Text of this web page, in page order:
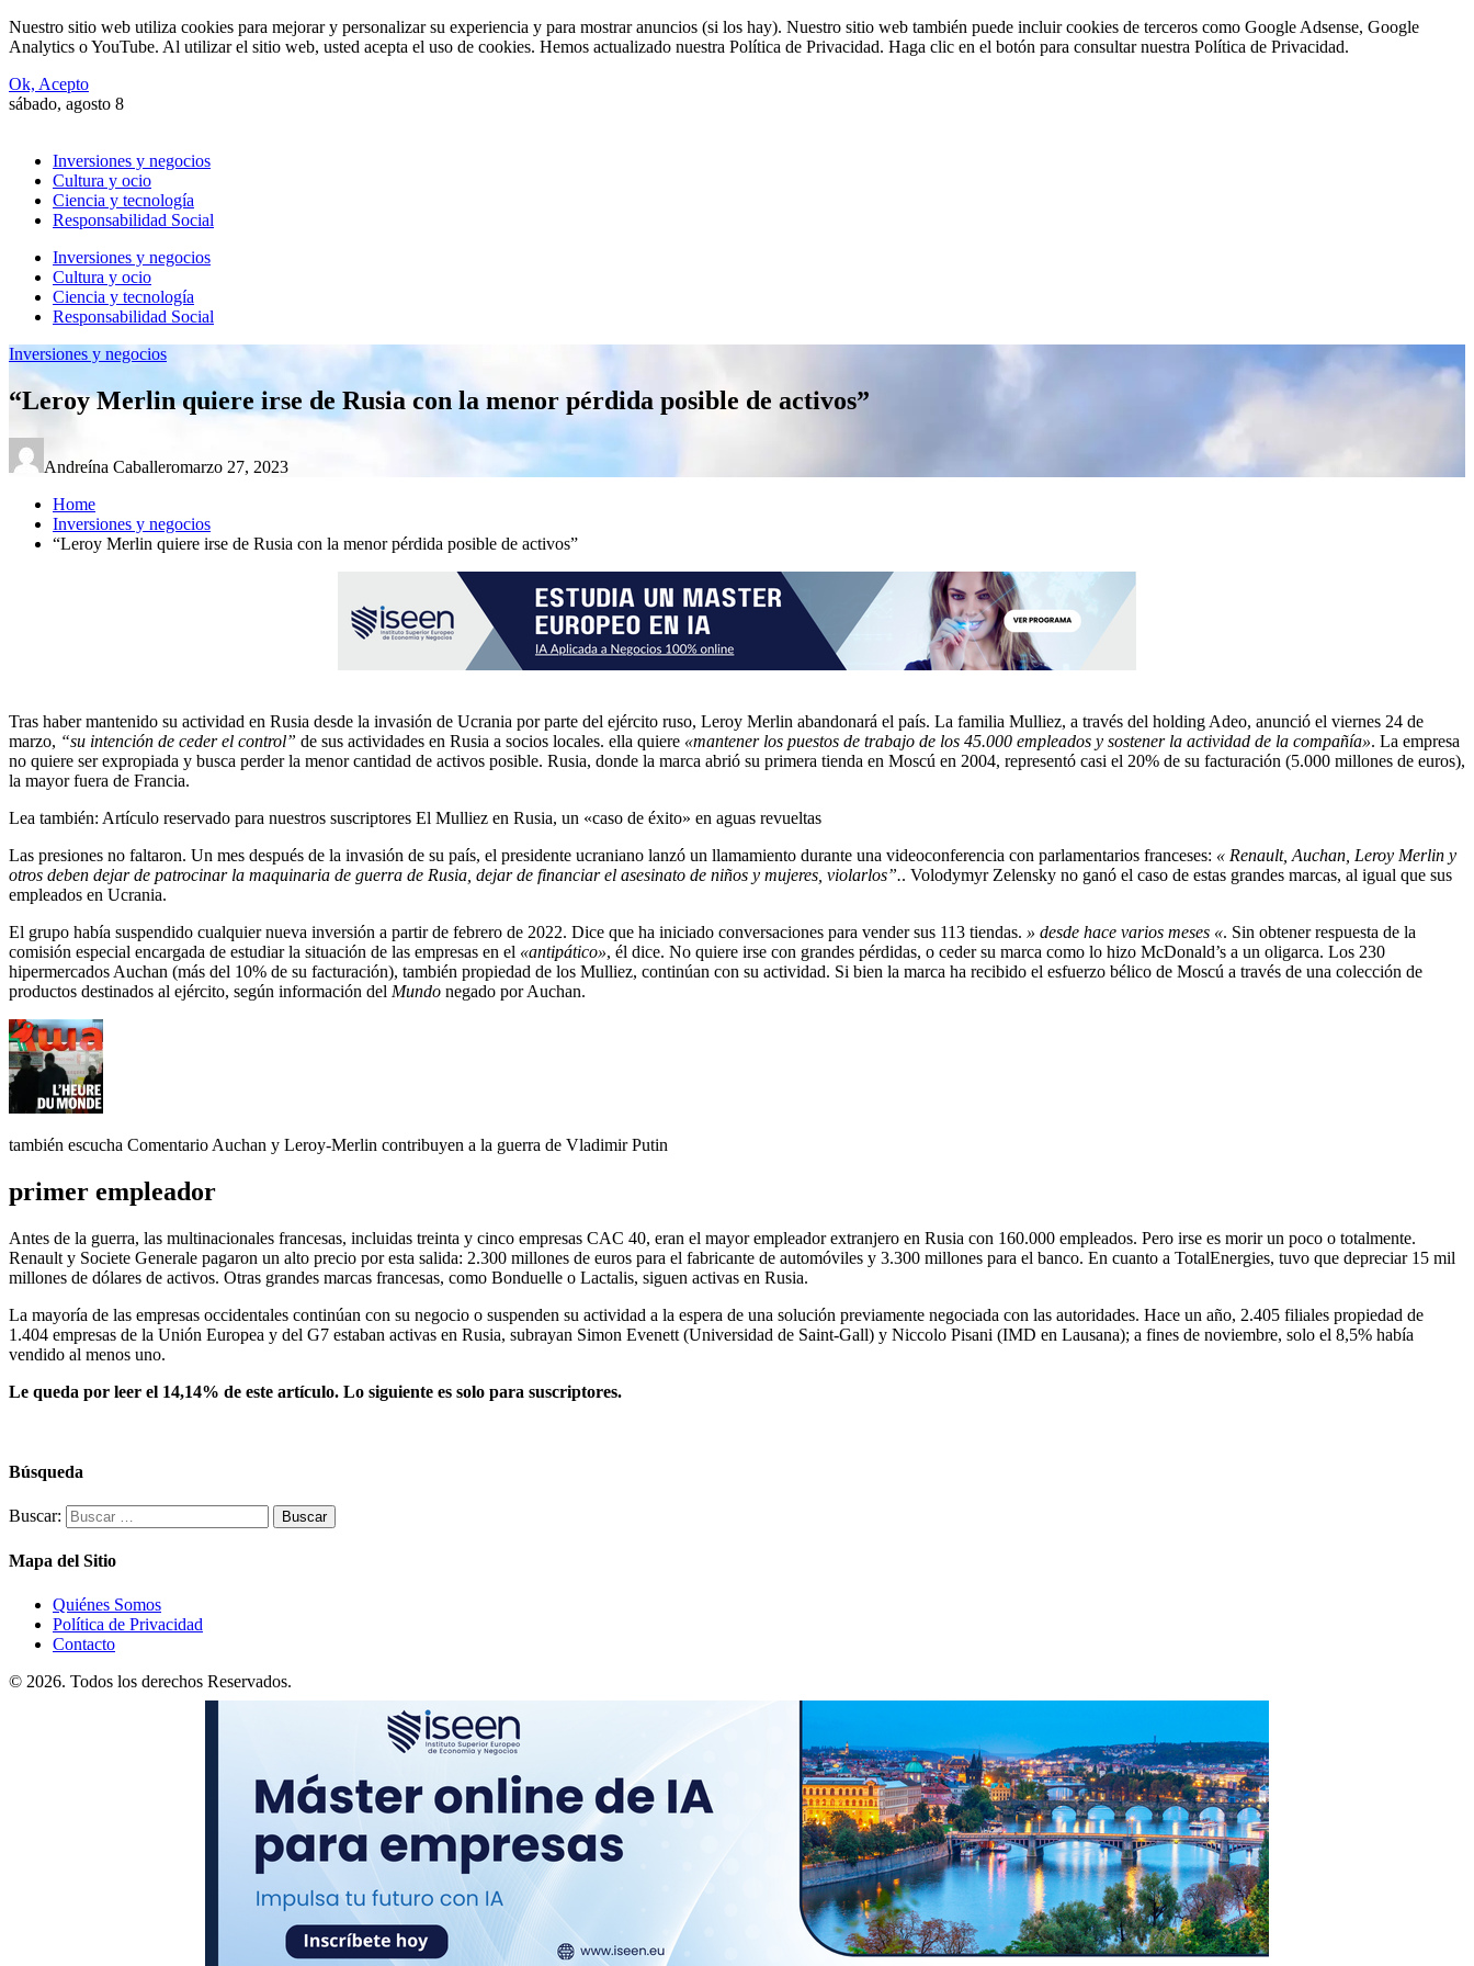
Nuestro sitio web utiliza cookies para mejorar y personalizar su experiencia y para mostrar anuncios (si los hay). Nuestro sitio web también puede incluir cookies de terceros como Google Adsense, Google
Analytics o YouTube. Al utilizar el sitio web, usted acepta el uso de cookies. Hemos actualizado nuestra Política de Privacidad. Haga clic en el botón para consultar nuestra Política de Privacidad.
Ok, Acepto
sábado, agosto 8
Inversiones y negocios
Cultura y ocio
Ciencia y tecnología
Responsabilidad Social
Inversiones y negocios
Cultura y ocio
Ciencia y tecnología
Responsabilidad Social
Inversiones y negocios
“Leroy Merlin quiere irse de Rusia con la menor pérdida posible de activos”
Andreína Caballeromarzo 27, 2023
Home
Inversiones y negocios
“Leroy Merlin quiere irse de Rusia con la menor pérdida posible de activos”
Tras haber mantenido su actividad en Rusia desde la invasión de Ucrania por parte del ejército ruso, Leroy Merlin abandonará el país. La familia Mulliez, a través del holding Adeo, anunció el viernes 24 de
marzo, “su intención de ceder el control” de sus actividades en Rusia a socios locales. ella quiere «mantener los puestos de trabajo de los 45.000 empleados y sostener la actividad de la compañía». La empresa
no quiere ser expropiada y busca perder la menor cantidad de activos posible. Rusia, donde la marca abrió su primera tienda en Moscú en 2004, representó casi el 20% de su facturación (5.000 millones de euros),
la mayor fuera de Francia.
Lea también: Artículo reservado para nuestros suscriptores El Mulliez en Rusia, un «caso de éxito» en aguas revueltas
Las presiones no faltaron. Un mes después de la invasión de su país, el presidente ucraniano lanzó un llamamiento durante una videoconferencia con parlamentarios franceses: « Renault, Auchan, Leroy Merlin y
otros deben dejar de patrocinar la maquinaria de guerra de Rusia, dejar de financiar el asesinato de niños y mujeres, violarlos”.. Volodymyr Zelensky no ganó el caso de estas grandes marcas, al igual que sus
empleados en Ucrania.
El grupo había suspendido cualquier nueva inversión a partir de febrero de 2022. Dice que ha iniciado conversaciones para vender sus 113 tiendas. » desde hace varios meses «. Sin obtener respuesta de la
comisión especial encargada de estudiar la situación de las empresas en el «antipático», él dice. No quiere irse con grandes pérdidas, o ceder su marca como lo hizo McDonald’s a un oligarca. Los 230
hipermercados Auchan (más del 10% de su facturación), también propiedad de los Mulliez, continúan con su actividad. Si bien la marca ha recibido el esfuerzo bélico de Moscú a través de una colección de
productos destinados al ejército, según información del Mundo negado por Auchan.
también escucha Comentario Auchan y Leroy-Merlin contribuyen a la guerra de Vladimir Putin
primer empleador
Antes de la guerra, las multinacionales francesas, incluidas treinta y cinco empresas CAC 40, eran el mayor empleador extranjero en Rusia con 160.000 empleados. Pero irse es morir un poco o totalmente.
Renault y Societe Generale pagaron un alto precio por esta salida: 2.300 millones de euros para el fabricante de automóviles y 3.300 millones para el banco. En cuanto a TotalEnergies, tuvo que depreciar 15 mil
millones de dólares de activos. Otras grandes marcas francesas, como Bonduelle o Lactalis, siguen activas en Rusia.
La mayoría de las empresas occidentales continúan con su negocio o suspenden su actividad a la espera de una solución previamente negociada con las autoridades. Hace un año, 2.405 filiales propiedad de
1.404 empresas de la Unión Europea y del G7 estaban activas en Rusia, subrayan Simon Evenett (Universidad de Saint-Gall) y Niccolo Pisani (IMD en Lausana); a fines de noviembre, solo el 8,5% había
vendido al menos uno.
Le queda por leer el 14,14% de este artículo. Lo siguiente es solo para suscriptores.
Búsqueda
Buscar:
Mapa del Sitio
Quiénes Somos
Política de Privacidad
Contacto
© 2026. Todos los derechos Reservados.